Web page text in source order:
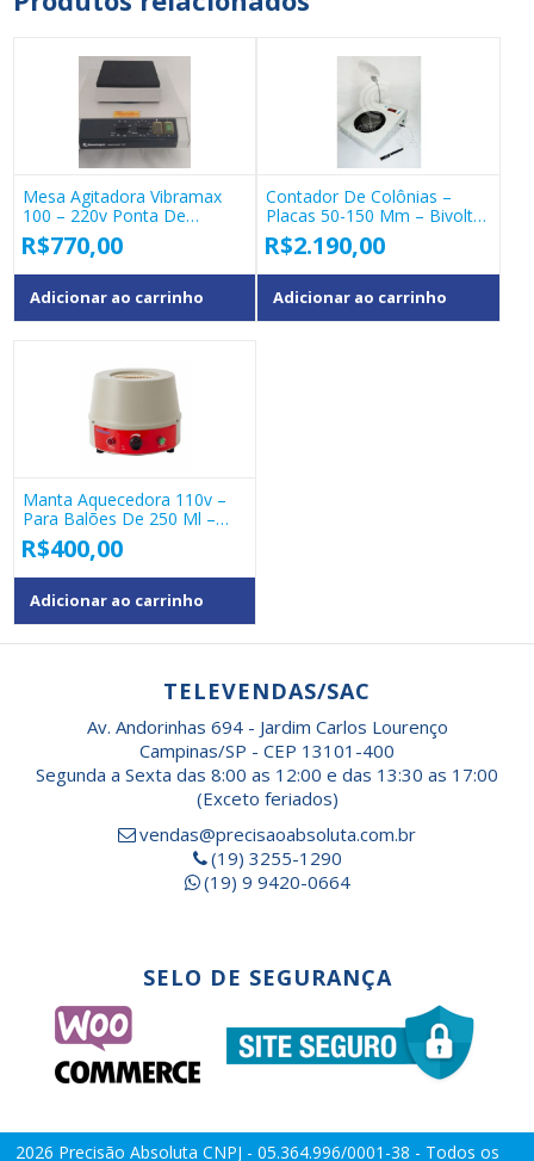
Mesa Agitadora Vibramax
100 – 220v Ponta De
Estoque
R$770,00
Adicionar ao carrinho
Contador De Colônias –
Placas 50-150 Mm – Bivolt –
Modelo J3v
R$2.190,00
Adicionar ao carrinho
Manta Aquecedora 110v –
Para Balões De 250 Ml –
Warmnest
R$400,00
Adicionar ao carrinho
TELEVENDAS/SAC
Av. Andorinhas 694 - Jardim Carlos Lourenço
Campinas/SP - CEP 13101-400
Segunda a Sexta das 8:00 as 12:00 e das 13:30 as 17:00
(Exceto feriados)
vendas@precisaoabsoluta.com.br
(19) 3255-1290
(19) 9 9420-0664
SELO DE SEGURANÇA
2026 Precisão AbsolutaCNPJ - 05.364.996/0001-38 - Todos os